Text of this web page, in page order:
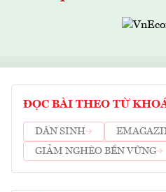
ĐỌC BÀI THEO TỪ
DÂN SINH
GIẢM NGHÈO BỀN VỮNG